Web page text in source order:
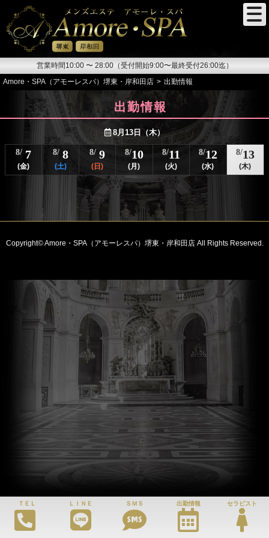
ＴＥＬ ＬＩＮＥ ＳＭＳ 出勤情報 セラピスト
営業時間10:00 〜 28:00（受付開始9:00〜最終受付26:00迄）
Amore・SPA（アモーレスパ）堺東・岸和田店
出勤情報
出勤情報
8月13日（木）
8/ 7
(金)
8/8
(土)
8/ 9
(日)
8/10
(月)
8/11
(火)
8/12
(水)
8/13
(木)
Copyright© Amore・SPA（アモーレスパ）堺東・岸和田店 All Rights Reserved.